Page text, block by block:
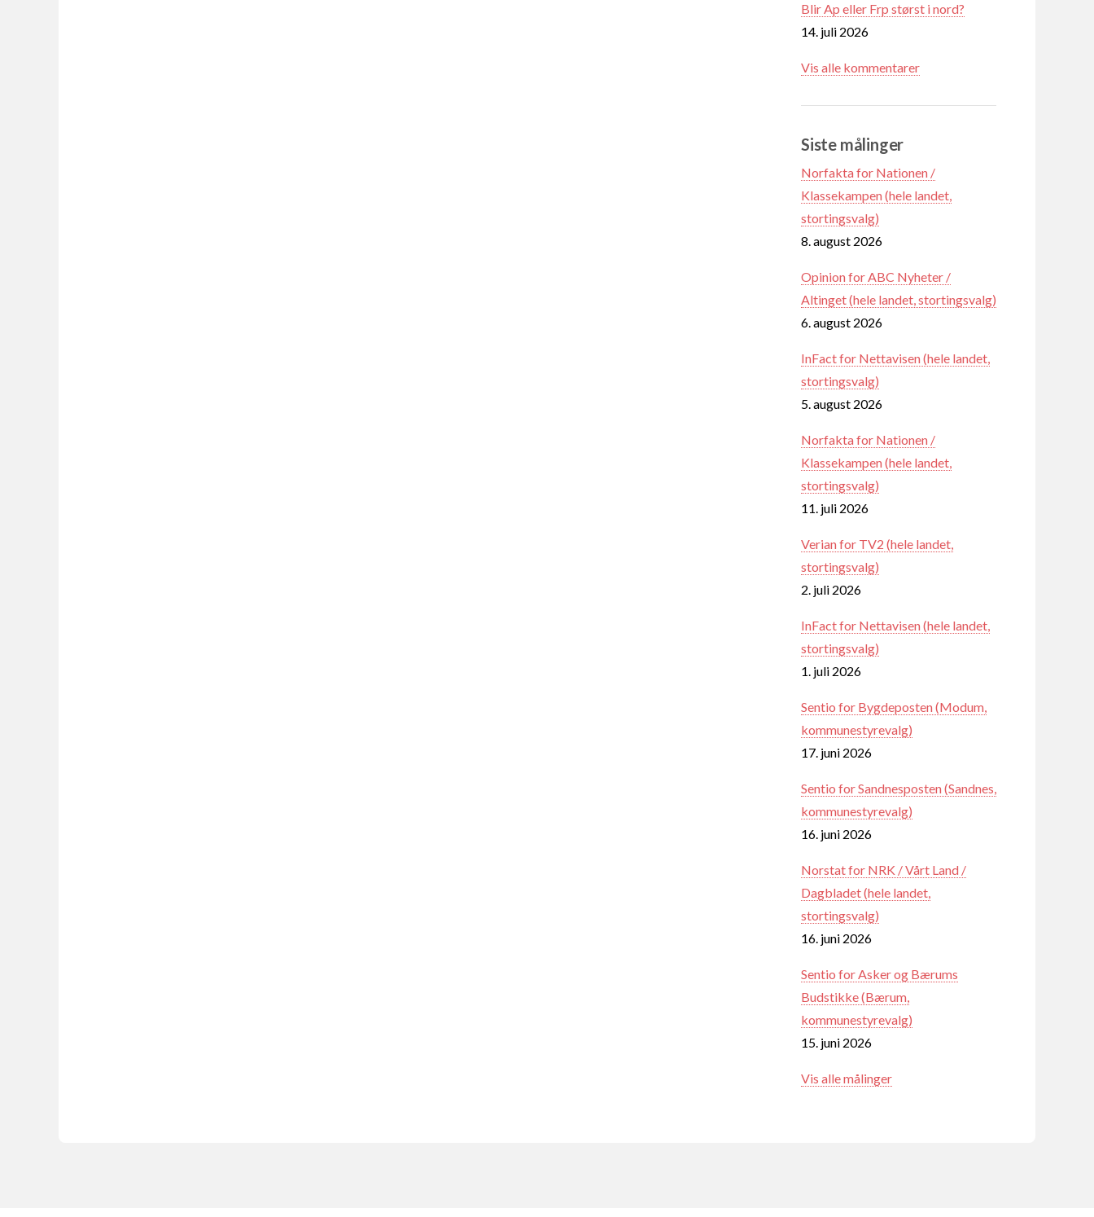
Blir Ap eller Frp størst i nord?
14. juli 2026
Vis alle kommentarer
Siste målinger
Norfakta for Nationen /
Klassekampen (hele landet,
stortingsvalg)
8. august 2026
Opinion for ABC Nyheter /
Altinget (hele landet, stortingsvalg)
6. august 2026
InFact for Nettavisen (hele landet,
stortingsvalg)
5. august 2026
Norfakta for Nationen /
Klassekampen (hele landet,
stortingsvalg)
11. juli 2026
Verian for TV2 (hele landet,
stortingsvalg)
2. juli 2026
InFact for Nettavisen (hele landet,
stortingsvalg)
1. juli 2026
Sentio for Bygdeposten (Modum,
kommunestyrevalg)
17. juni 2026
Sentio for Sandnesposten (Sandnes,
kommunestyrevalg)
16. juni 2026
Norstat for NRK / Vårt Land /
Dagbladet (hele landet,
stortingsvalg)
16. juni 2026
Sentio for Asker og Bærums
Budstikke (Bærum,
kommunestyrevalg)
15. juni 2026
Vis alle målinger